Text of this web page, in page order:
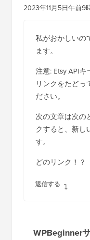
2023年11月5日午前9
私がおかしいの
ます。
注意: Etsy APIキ
リンクをたどっ
ださい。
次の文章は次の
クすると、新し
す。
どのリンク！？
返信する
WPBeginner